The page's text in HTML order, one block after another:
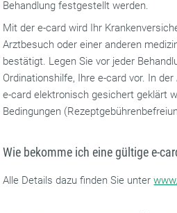
Behandlung festgestellt werden.
Mit der e-card wird Ihr
Arztbesuch oder einer anderen
bestätigt. Legen Sie vor jeder
Ordinationshilfe, Ihre e-card vor. In
e-card elektronisch gesichert geklärt
Bedingungen
Wie bekomme ich eine gültige e-
Alle Details dazu finden Sie unter